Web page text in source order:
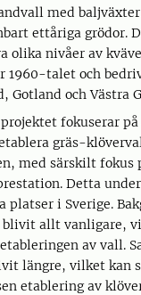
med
ettåriga grödor.
olika nivåer av
1960-talet och
Gotland och Västra
fokuserar
gräs-
med särskilt fokus
Detta
platser i Sverige.
allt vanligare,
av vall.
längre, vilket kan
etablering av